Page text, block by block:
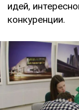
идей,
конкуренции.